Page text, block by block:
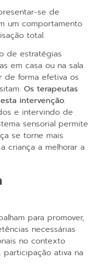
se de
um comportamento
total.
de estratégias
em casa ou na sala
de forma efetiva os
Os terapeutas
intervenção.
e intervindo de
sensorial permite
se torne mais
criança a melhorar a
para promover,
necessárias
no contexto
ativa na